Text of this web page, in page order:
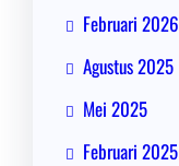
Februari 2026
Agustus 2025
Mei 2025
Februari 2025